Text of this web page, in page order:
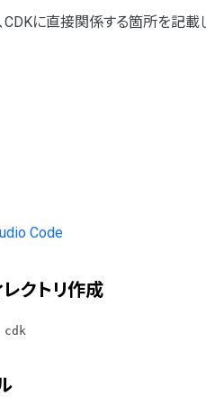
CDKに直接関係する箇所を記載
Code
クトリ作成